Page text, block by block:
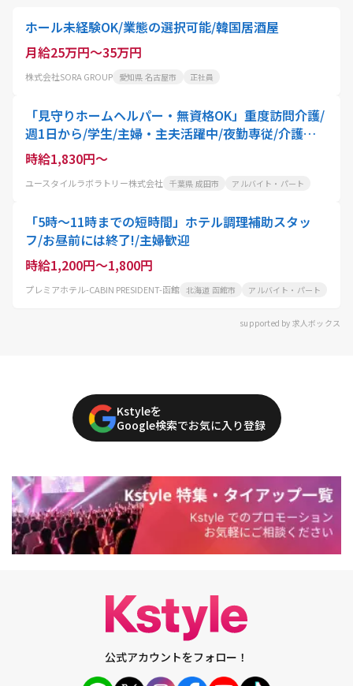
ホール未経験OK/業態の選択可能/韓国居酒屋
月給25万円～35万円
株式会社SORA GROUP 愛知県 名古屋市 正社員
「見守りホームヘルパー・無資格OK」重度訪問介護/
週1日から/学生/主婦・主夫活躍中/夜勤専従/介護職
員
時給1,830円～
ユースタイルラボラトリー株式会社 千葉県 成田市 アルバイト・パート
「5時〜11時までの短時間」ホテル調理補助スタッ
フ/お昼前には終了!/主婦歓迎
時給1,200円～1,800円
プレミアホテル-CABIN PRESIDENT-函館 北海道 函館市 アルバイト・パート
supported by 求人ボックス
Kstyleを
Google検索でお気に入り登録
公式アカウントをフォロー！